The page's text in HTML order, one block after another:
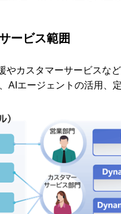
ービス範囲
やカスタマーサービスな
AIエージェントの活用、